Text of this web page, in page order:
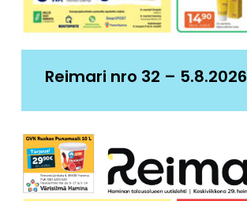
Reimari nro 32 – 5.8.2026